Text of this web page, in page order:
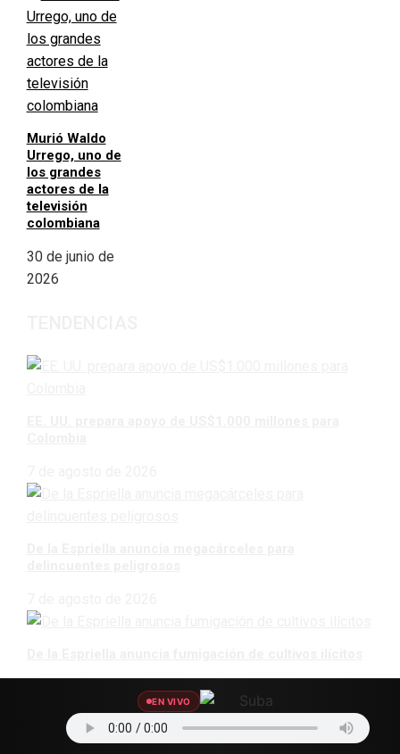
Murió Waldo
Urrego, uno de
los grandes
actores de la
televisión
colombiana
30 de junio de
2026
7 de agosto de 2026
EN VIVO